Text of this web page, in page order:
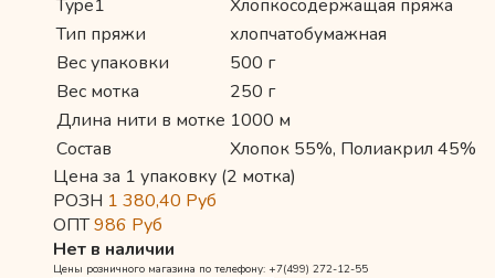
Type1
Хлопкосодержащая пряжа
Тип пряжи
хлопчатобумажная
Вес упаковки
500 г
Вес мотка
250 г
Длина нити в мотке 1000 м
Состав
Хлопок 55%, Полиакрил 45%
Цена за 1 упаковку (2 мотка)
РОЗН 1 380,40 Руб
ОПТ986 Руб
Нет в наличии
Цены розничного магазина по телефону: +7(499) 272-12-55